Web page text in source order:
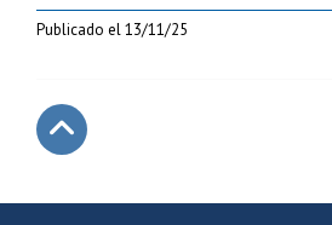
Publicado el13/11/25